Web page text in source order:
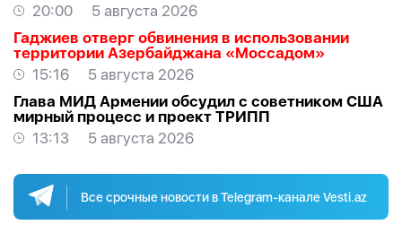
20:00
5 августа 2026
Гаджиев отверг обвинения в использовании
территории Азербайджана «Моссадом»
15:16
5 августа 2026
Глава МИД Армении обсудил с советником США
мирный процесс и проект ТРИПП
13:13
5 августа 2026
Все срочные новости в Telegram-канале Vesti.az